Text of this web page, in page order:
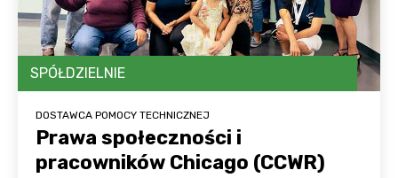
SPÓŁDZIELNIE
DOSTAWCA POMOCY TECHNICZNEJ
Prawa społeczności i
pracowników Chicago (CCWR)